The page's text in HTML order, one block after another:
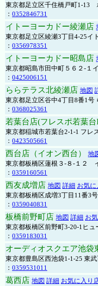
東京都足立区千住橋戸町1-13
： 0352846731
イトーヨーカドー綾瀬店
東京都足立区綾瀬3丁目4-25イ
： 0356978351
イトーヨーカドー昭島店
東京都昭島市田中町５６２-１
： 0425006151
ららテラス北綾瀬店 地図
東京都足立区谷中4丁目8番1号
： 0368025361
若葉台店(フレスポ若葉台
東京都稲城市若葉台2-1-1 フレ
： 0423505661
西台店（イオン西台） 地
東京都板橋区蓮根３-８-１２
： 0359160561
西友成増店 地図 詳細 お気
東京都板橋区成増3丁目11番
： 0359040831
板橋前野町店 地図 詳細 お
東京都板橋区前野町3-20-1ヒ
： 0359183031
オーディオスクエア池袋
東京都豊島区西池袋1-1-25
： 0359531011
葛西店 地図 詳細 お気に入り